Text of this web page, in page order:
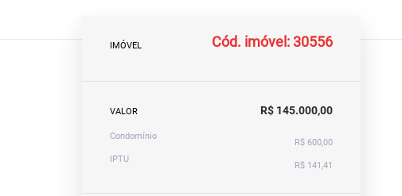
IMÓVEL Cód. imóvel: 30556
VALOR R$ 145.000,00
Condomínio
R$ 600,00
IPTU
R$ 141,41